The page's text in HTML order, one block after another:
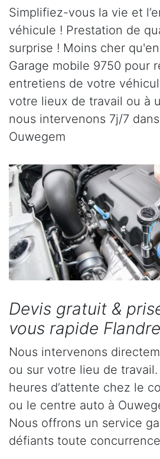
Simplifiez-vous la vie et
véhicule ! Prestation de
surprise ! Moins cher
Garage mobile 9750 pour
entretiens de votre
votre lieux de travail ou à
nous intervenons 7j/7
Ouwegem
Devis gratuit &
vous rapide
Nous intervenons
ou sur votre lieu de
heures d’attente chez le
ou le centre auto à
Nous offrons un service
défiants toute